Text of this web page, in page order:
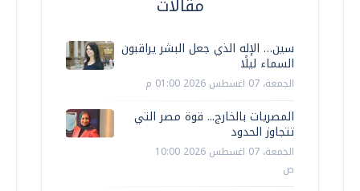
سين… الإله الذي جعل البشر يراقبون
السماء ليلًا
الجمعة، 07 اغسطس 2026 01:00 م
المصريات بالخارج... قوة مصر التي
تتجاوز الحدود
الجمعة، 07 اغسطس 2026 10:00
ص